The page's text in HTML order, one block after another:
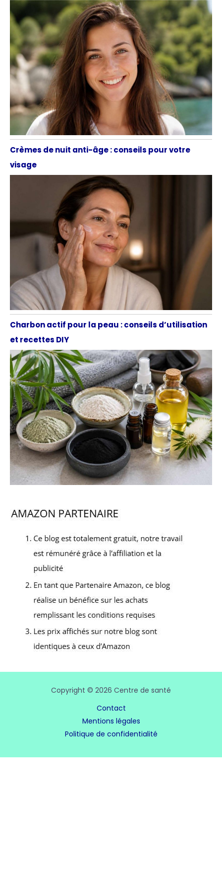
Crèmes de nuit anti-âge : conseils pour votre
visage
Charbon actif pour la peau : conseils d’utilisation
et recettes DIY
Copyright © 2026 Centre de santé
Contact
Mentions légales
Politique de confidentialité